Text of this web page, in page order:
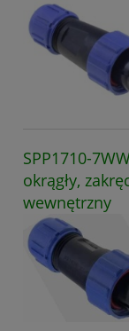
SPP1710-
okrągły,
wewnętrzny